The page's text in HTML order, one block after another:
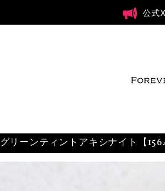
公式
グリーンティントアキシナイト【1564